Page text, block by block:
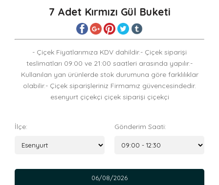
7 Adet Kırmızı Gül Buketi
- Çiçek Fiyatlarımıza KDV dahildir.- Çiçek siparişi
teslimatları 09:00 ve 21:00 saatleri arasında yapılır.-
Kullanılan yan ürünlerde stok durumuna göre farklılıklar
olabilir.- Çiçek siparişleriniz Firmamız güvencesindedir.
esenyurt çiçekçi çiçek siparişi çiçekçi
İlçe: Gönderim Saati:
06/08/2026